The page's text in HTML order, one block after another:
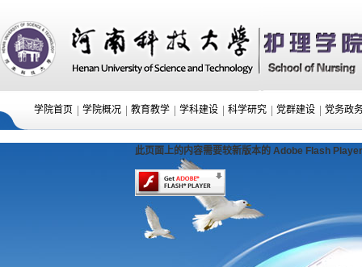
学院首页 | 学院概况 | 教育教学 | 学科建设 | 科学研究 | 党群建设 | 党务政
此页面上的内容需要较新版本的 Adobe Flash